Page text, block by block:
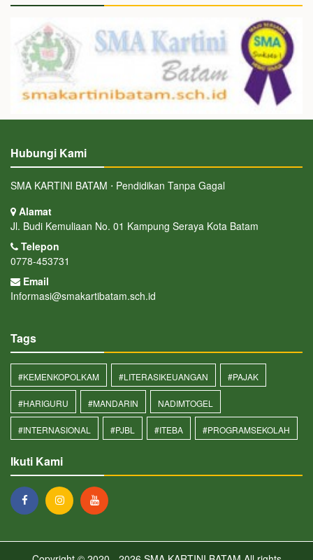
Hubungi Kami
SMA KARTINI BATAM ⋅ Pendidikan Tanpa Gagal
Alamat
Jl. Budi Kemuliaan No. 01 Kampung Seraya Kota Batam
Telepon
0778-453731
Email
Informasi@smakartibatam.sch.id
Tags
#KEMENKOPOLKAM #LITERASIKEUANGAN #PAJAK
#HARIGURU #MANDARIN NADIMTOGEL
#INTERNASIONAL #PJBL #ITEBA #PROGRAMSEKOLAH
Ikuti Kami